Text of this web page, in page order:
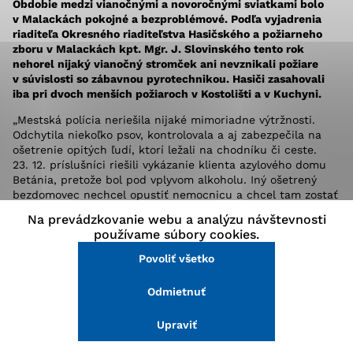
Obdobie medzi vianočnými a novoročnými sviatkami bolo
v Malackách pokojné a bezproblémové. Podľa vyjadrenia
riaditeľa Okresného riaditeľstva Hasičského a požiarneho
zboru v Malackách kpt. Mgr. J. Slovinského tento rok
nehorel nijaký vianočný stromček ani nevznikali požiare
v súvislosti so zábavnou pyrotechnikou. Hasiči zasahovali
iba pri dvoch menších požiaroch v Kostolišti a v Kuchyni.
„Mestská polícia neriešila nijaké mimoriadne výtržnosti.
Odchytila niekoľko psov, kontrolovala a aj zabezpečila na
ošetrenie opitých ľudí, ktorí ležali na chodníku či ceste.
23. 12. príslušníci riešili vykázanie klienta azylového domu
Betánia, pretože bol pod vplyvom alkoholu. Iný ošetrený
bezdomovec nechcel opustiť nemocnicu a chcel tam zostať
preventívnych aktivít MsP.
polnočnej omše, aby pobožnosť nebola rušená výbuchmi
chovancov reedukačného domova v Sološnici, ktorí sa však
zaznamenala počas sviatkov najmä úrazy u detí i dospelých
spôsobené pádmi pri korčuľovaní na neďalekom mestskom
Na prevádzkovanie webu a analýzu návštevnosti
používame súbory cookies.
Povoliť všetko
Odmietnuť
Upraviť
stránke a prístup k zabezpečeným oblastiam webovej
stránky. Bez týchto súborov cookie nemôže web
správne fungovať.
Analytické cookies
Analytické cookies pomáhajú prevádzkovateľovi stránok
pochopiť, ako návštevníci stránok stránku používajú,
aby mohol stránky optimalizovať a ponúknuť im lepšiu
skúsenosť. Všetky dáta sa zbierajú anonymne a nie je
možné ich spojiť s konkrétnou osobou.
Povoliť všetko
Uložiť nastavenia
Viac informácií